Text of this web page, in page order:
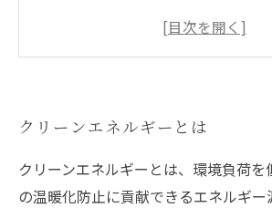
風力発電を活用した建設現場の
クリーンエネルギーとは
クリーンエネルギーとは、環境負荷
の温暖化防止に貢献できるエネルギ